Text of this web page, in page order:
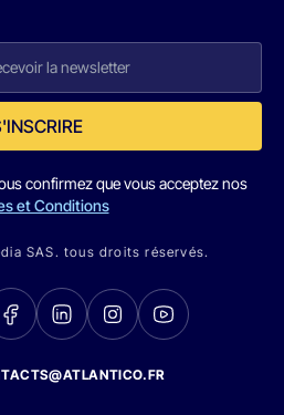
confirmez que vous acceptez nos
et Conditions
SAS. tous droits réservés.